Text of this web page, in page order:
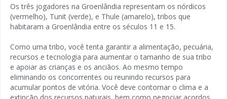
Os três jogadores na Groenlândia representam os nórdicos
(vermelho), Tunit (verde), e Thule (amarelo), tribos que
habitaram a Groenlândia entre os séculos 11 e 15.
Como uma tribo, você tenta garantir a alimentação, pecuária,
recursos e tecnologia para aumentar o tamanho de sua tribo
e apoiar as crianças e os anciãos. Ao mesmo tempo
eliminando os concorrentes ou reunindo recursos para
acumular pontos de vitória. Você deve contornar o clima e a
extinção dos recursos naturais, bem como negociar acordos